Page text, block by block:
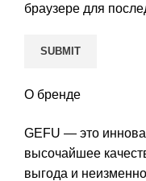
браузере для
О бренде
GEFU — это
высочайшее
выгода и